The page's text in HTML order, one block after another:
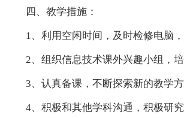
四、教学措施：
1、利用空闲时间，及时检修电脑，
2、组织信息技术课外兴趣小组，培
3、认真备课，不断探索新的教学方
4、积极和其他学科沟通，积极研